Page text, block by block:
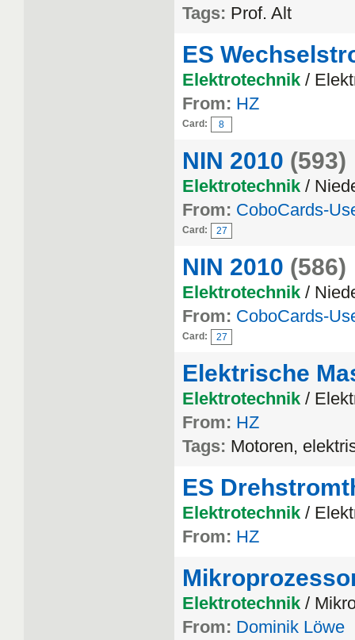
Tags: Prof. Alt
ES
Elektrotechnik /
From: HZ
Card: 8
NIN 2010 (593)
Elektrotechnik /
From: CoboCards-
Card: 27
NIN 2010 (586)
Elektrotechnik /
From: CoboCards-
Card: 27
Elektrische
Elektrotechnik /
From: HZ
Tags: Motoren,
ES
Elektrotechnik /
From: HZ
Elektrotechnik /
From: Dominik Löwe